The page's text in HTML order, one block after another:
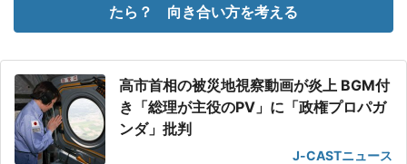
たら？ 向き合い方を考える
高市首相の被災地視察動画が炎上 BGM付
き「総理が主役のPV」に「政権プロパガ
ンダ」批判
J-CASTニュース